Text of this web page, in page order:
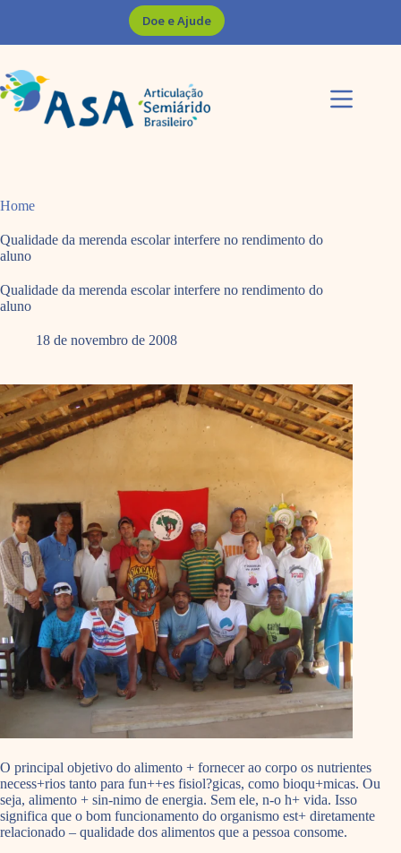
Doe e Ajude
Home
Qualidade da merenda escolar interfere no rendimento do
aluno
Qualidade da merenda escolar interfere no rendimento do
aluno
18 de novembro de 2008
O principal objetivo do alimento + fornecer ao corpo os nutrientes
necess+rios tanto para fun++es fisiol?gicas, como bioqu+micas. Ou
seja, alimento + sin-nimo de energia. Sem ele, n-o h+ vida. Isso
significa que o bom funcionamento do organismo est+ diretamente
relacionado – qualidade dos alimentos que a pessoa consome.